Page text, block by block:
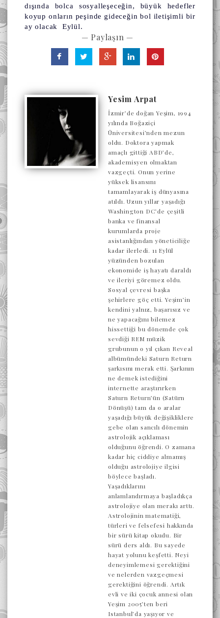
dışında bolca sosyalleşeceğin, büyük hedefler
koyup onların peşinde gideceğin bol iletişimli bir
ay olacak Eylül.
— Paylaşın —
Yesim Arpat
İzmir’de doğan Yeşim, 1994
yılında Boğaziçi
Üniversitesi’nden mezun
oldu. Doktora yapmak
amaçlı gittiği ABD’de,
akademisyen olmaktan
vazgeçti. Onun yerine
yüksek lisansını
tamamlayarak iş dünyasına
atıldı. Uzun yıllar yaşadığı
Washington DC’de çeşitli
banka ve finansal
kurumlarda proje
asistanlığından yöneticiliğe
kadar ilerledi. 11 Eylül
yüzünden bozulan
ekonomide iş hayatı daraldı
ve ileriyi göremez oldu.
Sosyal çevresi başka
şehirlere göç etti. Yeşim’in
kendini yalnız, başarısız ve
ne yapacağını bilemez
hissettiği bu dönemde çok
sevdiği REM müzik
grubunun o yıl çıkan Reveal
albümündeki Saturn Return
şarkısını merak etti. Şarkının
ne demek istediğini
internette araştırırken
Saturn Return’ün (Satürn
Dönüşü) tam da o aralar
yaşadığı büyük değişikliklere
gebe olan sancılı dönemin
astrolojik açıklaması
olduğunu öğrendi. O zamana
kadar hiç ciddiye almamış
olduğu astrolojiye ilgisi
böylece başladı.
Yaşadıklarını
anlamlandırmaya başladıkça
astrolojiye olan merakı arttı.
Astrolojinin matematiği,
türleri ve felsefesi hakkında
bir sürü kitap okudu. Bir
sürü ders aldı. Bu sayede
hayat yolunu keşfetti. Neyi
deneyimlemesi gerektiğini
ve nelerden vazgeçmesi
gerektiğini öğrendi. Artık
evli ve iki çocuk annesi olan
Yeşim 2005’ten beri
Istanbul’da yaşıyor ve